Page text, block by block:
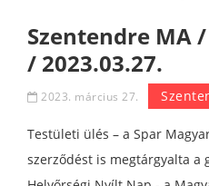
Szentendre MA
/ 2023.03.27.
2023. március 27.
Testületi ülés – a Spar
szerződést is megtárgyalta